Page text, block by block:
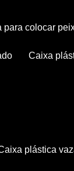
para colocar
caixa
caixa plástica